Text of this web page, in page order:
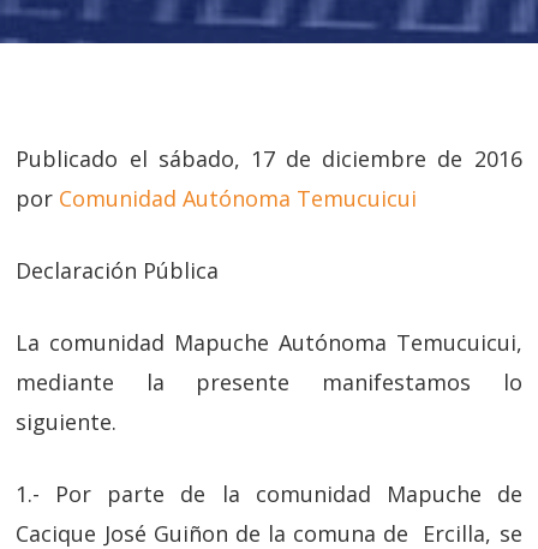
Publicado el sábado, 17 de diciembre de 2016
por Comunidad Autónoma Temucuicui
Declaración Pública
La comunidad Mapuche Autónoma Temucuicui,
mediante la presente manifestamos lo
siguiente.
1.- Por parte de la comunidad Mapuche de
Cacique José Guiñon de la comuna de Ercilla, se